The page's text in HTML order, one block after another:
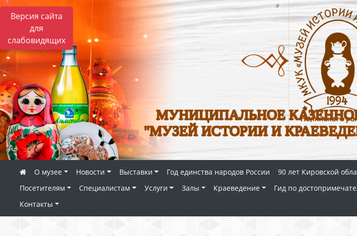
Версия сайта
для
слабовидящих
МУНИЦИПАЛЬНОЕ
"МУЗЕЙ ИСТОРИИ И
О музее Новости Выставки Год единства народов России 90 лет Кировской
Посетителям
Специалистам Услуги Залы Краеведение Гид по
Контакты